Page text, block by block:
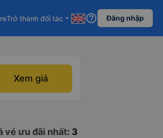
Trở thành đối tác arrow_drop_down help_outline Đăng nhập
Xem giá
vé ưu đãi nhất: 3